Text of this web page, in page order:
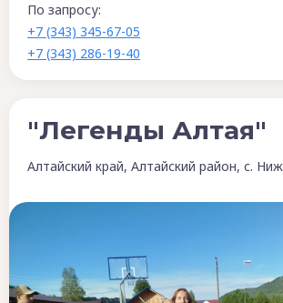
По запросу:
+7 (343) 345-67-05
+7 (343) 286-19-40
"Легенды Алтая"
Алтайский край, Алтайский район, с.